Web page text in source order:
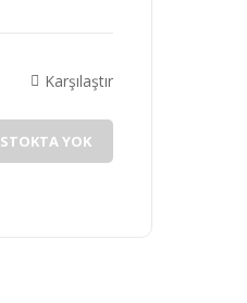
Karşılaştır
STOKTA YOK